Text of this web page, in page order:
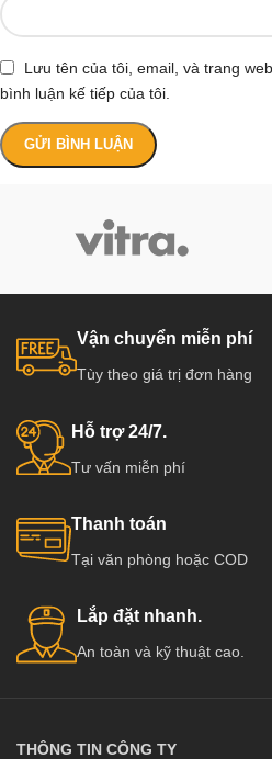
Lưu tên của tôi, email, và trang
bình luận kế tiếp của tôi.
Vận chuyển miễn phí
Tùy theo giá trị đơn hàng
Hỗ trợ 24/7.
Tư vấn miễn phí
Thanh toán
Tại văn phòng hoặc COD
Lắp đặt nhanh.
An toàn và kỹ thuật cao.
THÔNG TIN CÔNG TY